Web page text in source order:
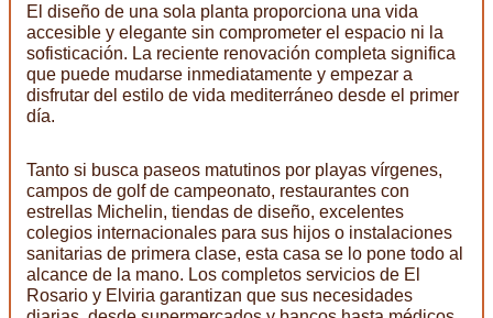
El diseño de una sola planta proporciona una vida
accesible y elegante sin comprometer el espacio ni la
sofisticación. La reciente renovación completa significa
que puede mudarse inmediatamente y empezar a
disfrutar del estilo de vida mediterráneo desde el primer
día.
Tanto si busca paseos matutinos por playas vírgenes,
campos de golf de campeonato, restaurantes con
estrellas Michelin, tiendas de diseño, excelentes
colegios internacionales para sus hijos o instalaciones
sanitarias de primera clase, esta casa se lo pone todo al
alcance de la mano. Los completos servicios de El
Rosario y Elviria garantizan que sus necesidades